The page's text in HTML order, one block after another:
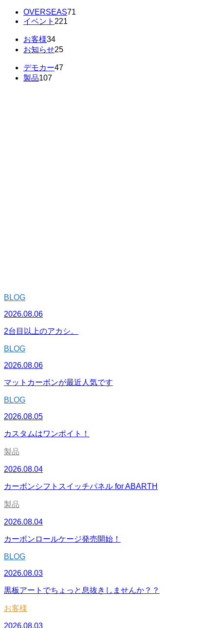
OVERSEAS71
イベント 221
お客様34
お知らせ25
デモカー47
製品107
BLOG
2026.08.06
2台目以上のアカシ。
BLOG
2026.08.06
マットカーボンが最近人気です
BLOG
2026.08.05
カスタムはワンポイト！
製品
2026.08.04
カーボンシフトスイッチパネル for ABARTH
製品
2026.08.04
カーボンロールケージ発売開始！
BLOG
2026.08.03
黒板アートでちょっと息抜きしませんか？？
お客様
2026.08.03